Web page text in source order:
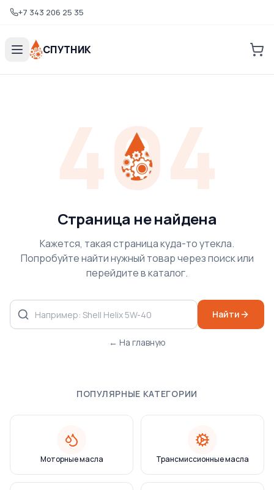
+7 343 206 25 35
СПУТНИК
404
Страница не найдена
Кажется, такая страница куда-то утекла.
Попробуйте найти нужный товар через поиск или
перейдите в каталог.
Найти
← На главную
ПОПУЛЯРНЫЕ КАТЕГОРИИ
Моторные масла Трансмиссионные масла